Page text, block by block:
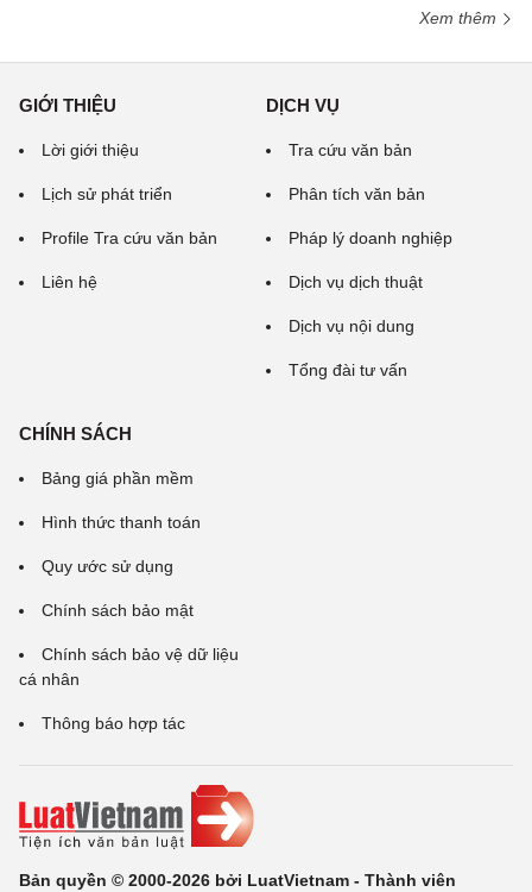
Xem thêm
GIỚI THIỆU
Lời giới thiệu
Lịch sử phát triển
Profile Tra cứu văn bản
Liên hệ
DỊCH VỤ
Tra cứu văn bản
Phân tích văn bản
Pháp lý doanh nghiệp
Dịch vụ dịch thuật
Dịch vụ nội dung
Tổng đài tư vấn
CHÍNH SÁCH
Bảng giá phần mềm
Hình thức thanh toán
Quy ước sử dụng
Chính sách bảo mật
Chính sách bảo vệ dữ liệu
cá nhân
Thông báo hợp tác
Bản quyền © 2000-2026 bởi LuatVietnam - Thành viên